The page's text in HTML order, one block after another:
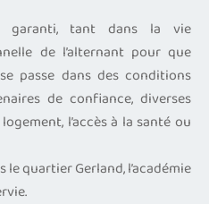
garanti, tant dans la vie
de l’alternant pour que
passe dans des conditions
de confiance, diverses
l’accès à la santé ou
le quartier Gerland, l’académie